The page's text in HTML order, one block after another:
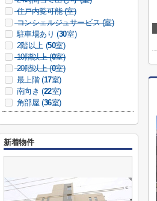
住戸内覧可能 (室)
コンシェルジュサービス (室)
駐車場あり (30室)
2階以上 (50室)
10階以上 (0室)
20階以上 (0室)
最上階 (17室)
南向き (22室)
角部屋 (36室)
新着物件